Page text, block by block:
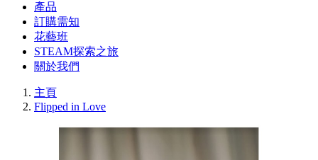
產品
訂購需知
花藝班
STEAM探索之旅
關於我們
主頁
Flipped in Love